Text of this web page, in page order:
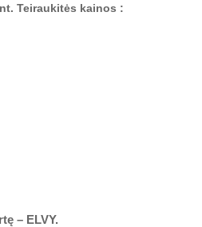
– ELVY.
Teiraukitės kainos :